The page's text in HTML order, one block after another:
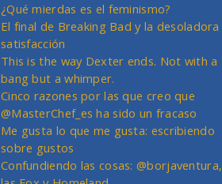
¿Qué mierdas es el feminismo?
El final de Breaking Bad y la desoladora
satisfacción
This is the way Dexter ends. Not with a
bang but a whimper.
Cinco razones por las que creo que
@MasterChef_es ha sido un fracaso
Me gusta lo que me gusta: escribiendo
sobre gustos
Confundiendo las cosas: @borjaventura,